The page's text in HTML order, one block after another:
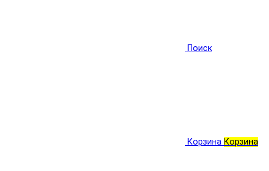
Поиск
Корзина Корзина